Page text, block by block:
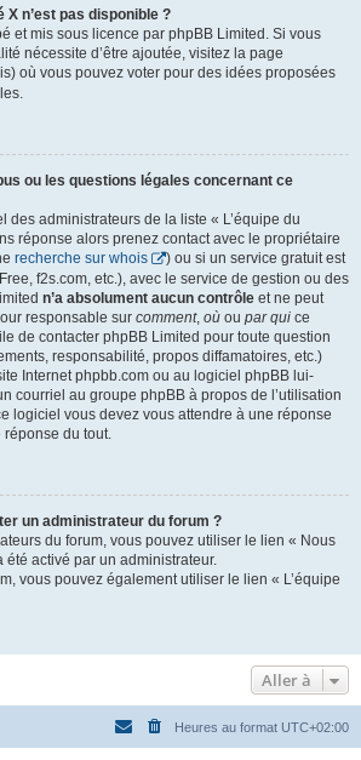
X n’est pas disponible ?
et mis sous licence par phpBB Limited. Si vous
nécessite d’être ajoutée, visitez la page
où vous pouvez voter pour des idées proposées
ou les questions légales concernant ce
des administrateurs de la liste « L’équipe du
réponse alors prenez contact avec le propriétaire
recherche sur whois
) ou si un service gratuit est
f2s.com, etc.), avec le service de gestion ou des
n’a absolument aucun contrôle et ne peut
responsable sur comment, où ou par qui ce
de contacter phpBB Limited pour toute question
responsabilité, propos diffamatoires, etc.)
Internet phpbb.com ou au logiciel phpBB lui-
courriel au groupe phpBB à propos de l’utilisation
logiciel vous devez vous attendre à une réponse
réponse du tout.
un administrateur du forum ?
du forum, vous pouvez utiliser le lien « Nous
été activé par un administrateur.
vous pouvez également utiliser le lien « L’équipe
Aller à
Heures au format UTC+02:00